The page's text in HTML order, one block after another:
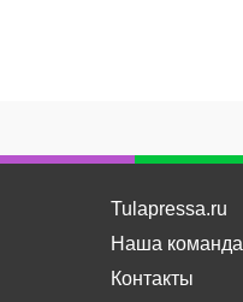
Tulapressa.ru
Наша команда
Контакты